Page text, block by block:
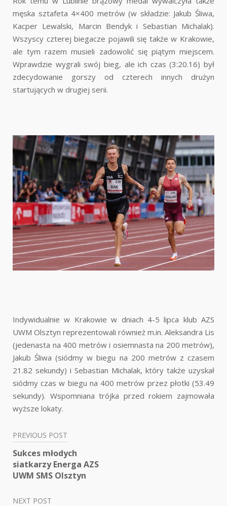
męska sztafeta 4×400 metrów (w składzie: Jakub Śliwa,
Kacper Lewalski, Marcin Bendyk i Sebastian Michalak).
Wszyscy czterej biegacze pojawili się także w Krakowie,
ale tym razem musieli zadowolić się piątym miejscem.
Wprawdzie wygrali swój bieg, ale ich czas (3:20.16) był
zdecydowanie gorszy od czterech innych drużyn
startujących w drugiej serii.
Indywidualnie w Krakowie w dniach 4-5 lipca klub AZS
UWM Olsztyn reprezentowali również m.in. Aleksandra Lis
(jedenasta na 400 metrów i osiemnasta na 200 metrów),
Jakub Śliwa (siódmy w biegu na 200 metrów z czasem
21.82 sekundy) i Sebastian Michalak, który także uzyskał
siódmy czas w biegu na 400 metrów przez płotki (53.49
sekundy). Wspomniana trójka przed rokiem zajmowała
wyższe lokaty.
Nawigacja
wpisu
PREVIOUS POST
Sukces młodych
siatkarzy Energa AZS
UWM SMS Olsztyn
NEXT POST